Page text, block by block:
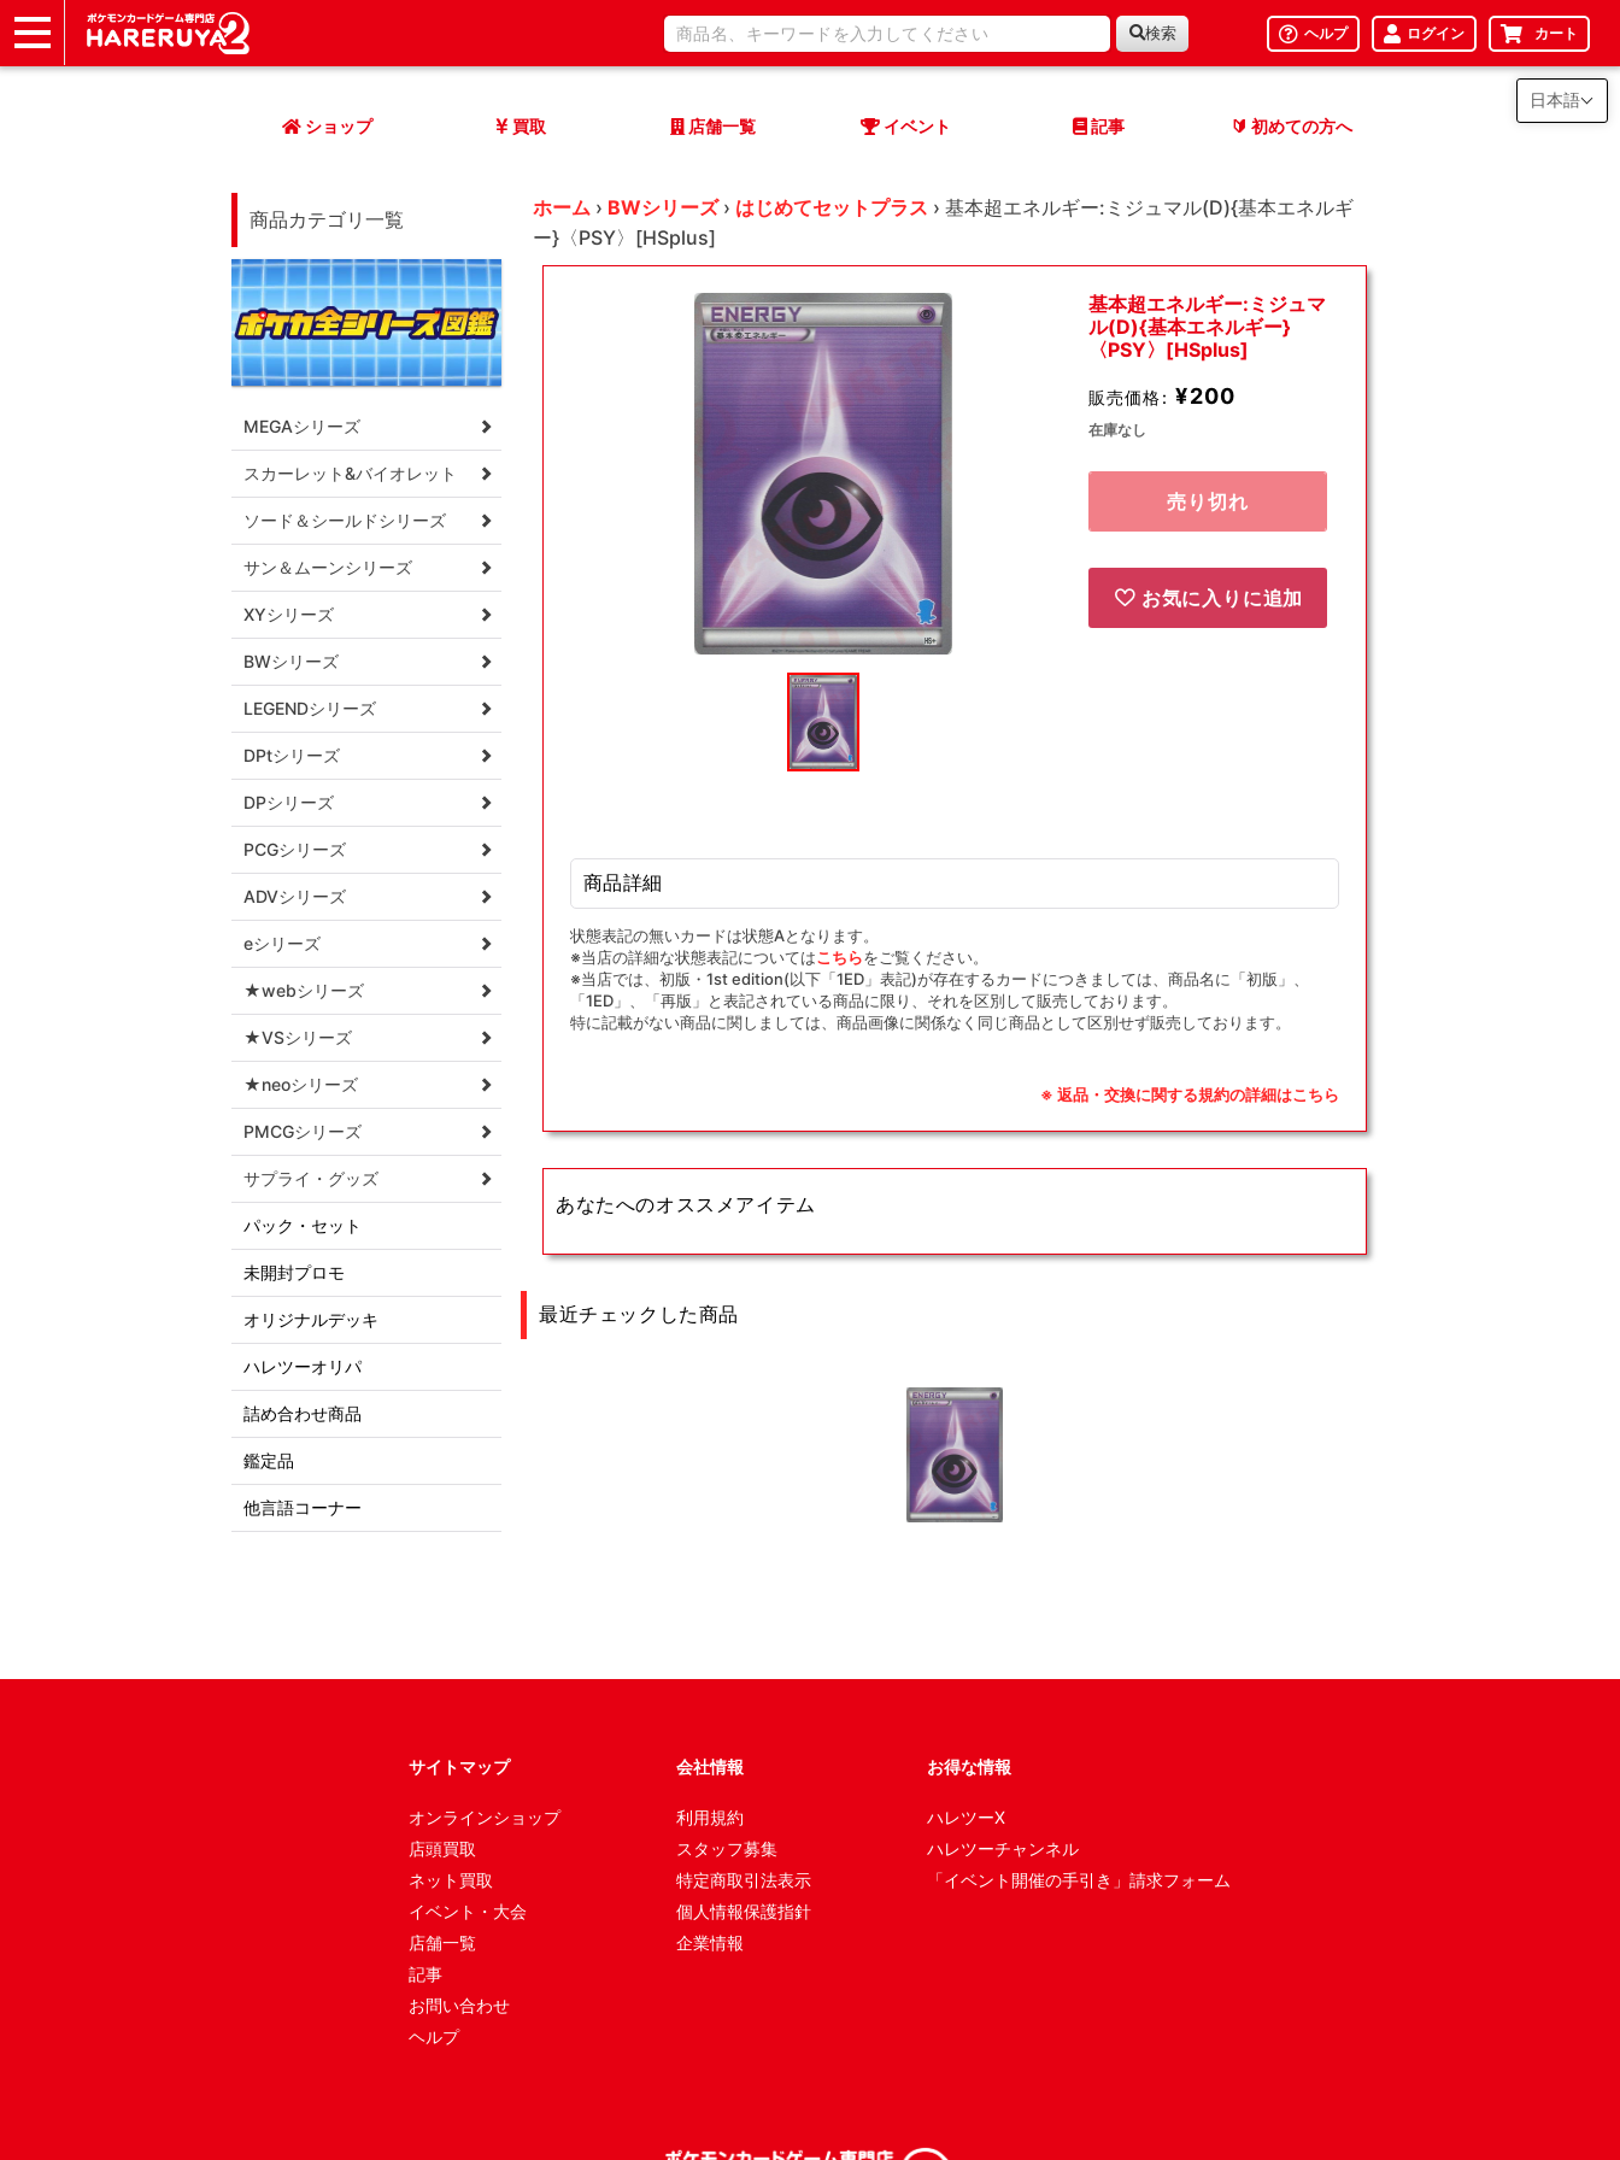
検索 ヘルプ ログイン カート
ショップ 買取 店舗一覧 イベント 記事 🔰 初めての方へ
商品カテゴリ一覧
MEGAシリーズ
スカーレット&バイオレット
ソード＆シールドシリーズ
サン＆ムーンシリーズ
XYシリーズ
BWシリーズ
LEGENDシリーズ
DPtシリーズ
DPシリーズ
PCGシリーズ
ADVシリーズ
eシリーズ
★webシリーズ
★VSシリーズ
★neoシリーズ
PMCGシリーズ
サプライ・グッズ
パック・セット
未開封プロモ
オリジナルデッキ
ハレツーオリパ
詰め合わせ商品
鑑定品
他言語コーナー
ホーム › BWシリーズ › はじめてセットプラス › 基本超エネルギー:ミジュマル(D){基本エネルギ
ー}〈PSY〉[HSplus]
(1)
を
基本超エネルギー:ミジュマ
ル(D){基本エネルギー}
〈PSY〉[HSplus]
販売価格: ¥200
在庫なし
売り切れ
お気に入りに追加
商品詳細
状態表記の無いカードは状態Aとなります。
※当店の詳細な状態表記についてはこちらをご覧ください。
※当店では、初版・1st edition(以下「1ED」表記)が存在するカードにつきましては、商品名に「初版」、
「1ED」、「再版」と表記されている商品に限り、それを区別して販売しております。
特に記載がない商品に関しましては、商品画像に関係なく同じ商品として区別せず販売しております。
※ 返品・交換に関する規約の詳細はこちら
あなたへのオススメアイテム
最近チェックした商品
サイトマップ
オンラインショップ
店頭買取
ネット買取
イベント・大会
店舗一覧
記事
お問い合わせ
ヘルプ
会社情報
利用規約
スタッフ募集
特定商取引法表示
個人情報保護指針
企業情報
お得な情報
ハレツーX
ハレツーチャンネル
「イベント開催の手引き」請求フォーム
日本語